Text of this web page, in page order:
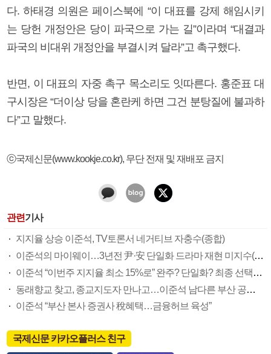
다. 하태경 의원은 페이스북에 “이 대표를 강제 해임시키
는 당헌 개정안은 당이 파국으로 가는 길”이라며 “대결과
파국의 비대위 개정안을 부결시켜 달라”고 촉구했다.
반면, 이 대표의 자중 촉구 목소리도 잇따른다. 홍준표 대
구시장은 “더이상 당을 혼란케 하면 그건 분탕질에 불과하
다”고 말했다.
ⓒ국제신문(www.kookje.co.kr), 무단 전재 및 재배포 금지
관련기사
지지율 상승 이준석, TV토론서 네거티브 자충수(종합)
이준석의 마이웨이…3년전 尹·安 단일화 드라마 재현 미지수(종합)
이준석 “이번주 지지율 최소 15%로” 완주? 단일화? 최종 선택에 쏠린 눈
동래향교 찾고, 종교지도자 만나고…이준석 남다른 부산 공략법 먹힐까
이준석 “부산 본사 증권사 稅혜택…금융허브 육성”
국제신문 카카오플러스 친구